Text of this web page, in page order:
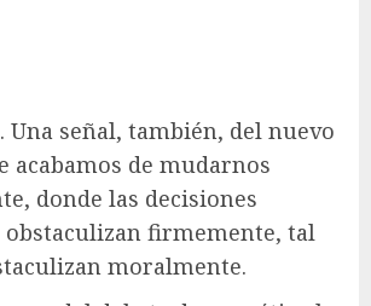
señal, también, del nuevo
acabamos de mudarnos
donde las decisiones
obstaculizan firmemente, tal
moralmente.